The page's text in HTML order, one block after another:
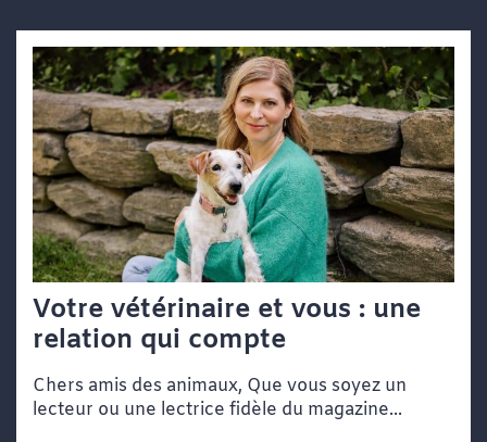
Votre vétérinaire et vous : une
relation qui compte
Chers amis des animaux, Que vous soyez un
lecteur ou une lectrice fidèle du magazine...